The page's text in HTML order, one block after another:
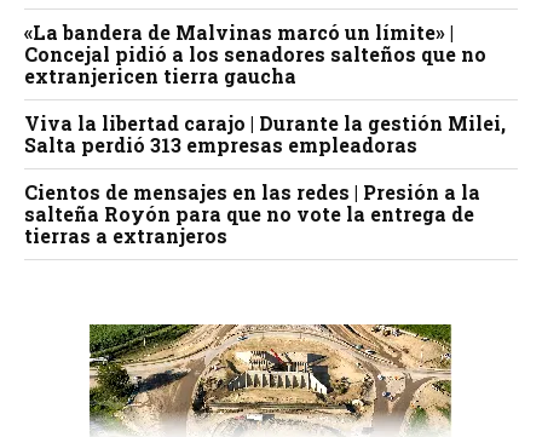
«La bandera de Malvinas marcó un límite» |
Concejal pidió a los senadores salteños que no
extranjericen tierra gaucha
Viva la libertad carajo | Durante la gestión Milei,
Salta perdió 313 empresas empleadoras
Cientos de mensajes en las redes | Presión a la
salteña Royón para que no vote la entrega de
tierras a extranjeros